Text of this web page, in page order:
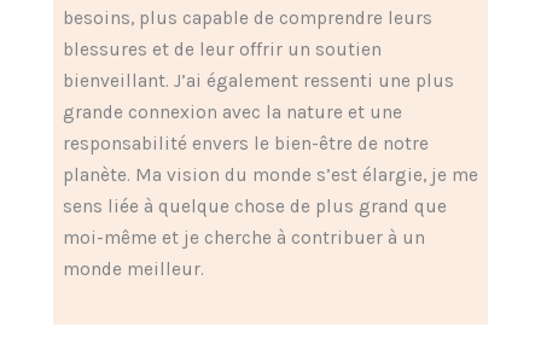
besoins, plus capable de comprendre leurs
blessures et de leur offrir un soutien
bienveillant. J’ai également ressenti une plus
grande connexion avec la nature et une
responsabilité envers le bien-être de notre
planète. Ma vision du monde s’est élargie, je me
sens liée à quelque chose de plus grand que
moi-même et je cherche à contribuer à un
monde meilleur.